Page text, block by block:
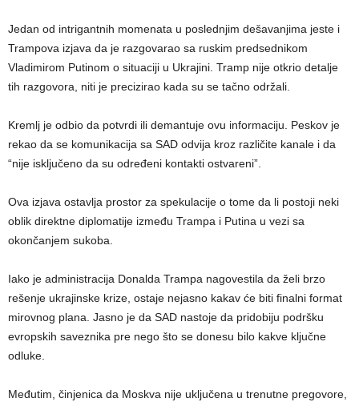
Jedan od intrigantnih momenata u poslednjim dešavanjima jeste i
Trampova izjava da je razgovarao sa ruskim predsednikom
Vladimirom Putinom o situaciji u Ukrajini. Tramp nije otkrio detalje
tih razgovora, niti je precizirao kada su se tačno održali.
Kremlj je odbio da potvrdi ili demantuje ovu informaciju. Peskov je
rekao da se komunikacija sa SAD odvija kroz različite kanale i da
“nije isključeno da su određeni kontakti ostvareni”.
Ova izjava ostavlja prostor za spekulacije o tome da li postoji neki
oblik direktne diplomatije između Trampa i Putina u vezi sa
okončanjem sukoba.
Iako je administracija Donalda Trampa nagovestila da želi brzo
rešenje ukrajinske krize, ostaje nejasno kakav će biti finalni format
mirovnog plana. Jasno je da SAD nastoje da pridobiju podršku
evropskih saveznika pre nego što se donesu bilo kakve ključne
odluke.
Međutim, činjenica da Moskva nije uključena u trenutne pregovore,